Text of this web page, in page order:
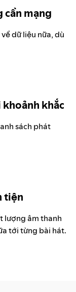
cần mạng
dữ liệu nữa, dù
khắc
sách phát
tiện
lượng âm thanh
tới từng bài hát.